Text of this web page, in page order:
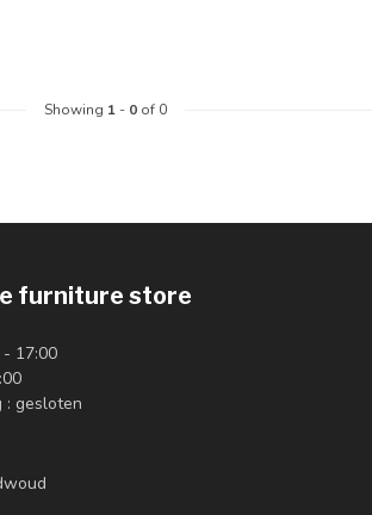
Showing 1- 0of 0
furniture store
17:00
: gesloten